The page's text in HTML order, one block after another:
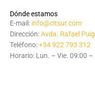
Dónde estamos
E-mail: info@citsur.com
Dirección:Avda. Rafael
Teléfono:+34 922 793 312
Horario: Lun. – Vie. 09:00 –